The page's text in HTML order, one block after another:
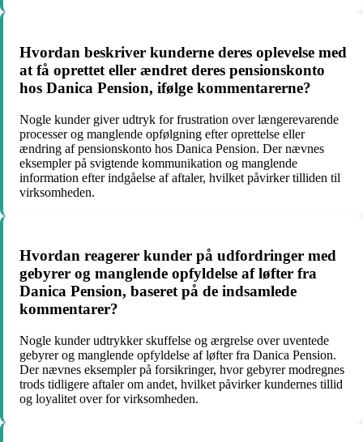
Hvordan beskriver kunderne deres oplevelse med
at få oprettet eller ændret deres pensionskonto
hos Danica Pension, ifølge kommentarerne?
Nogle kunder giver udtryk for frustration over længerevarende
processer og manglende opfølgning efter oprettelse eller
ændring af pensionskonto hos Danica Pension. Der nævnes
eksempler på svigtende kommunikation og manglende
information efter indgåelse af aftaler, hvilket påvirker tilliden til
virksomheden.
Hvordan reagerer kunder på udfordringer med
gebyrer og manglende opfyldelse af løfter fra
Danica Pension, baseret på de indsamlede
kommentarer?
Nogle kunder udtrykker skuffelse og ærgrelse over uventede
gebyrer og manglende opfyldelse af løfter fra Danica Pension.
Der nævnes eksempler på forsikringer, hvor gebyrer modregnes
trods tidligere aftaler om andet, hvilket påvirker kundernes tillid
og loyalitet over for virksomheden.